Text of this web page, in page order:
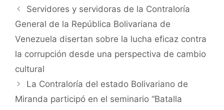
Servidores y servidoras de la Contraloría
General de la República Bolivariana de
Venezuela disertan sobre la lucha eficaz contra
la corrupción desde una perspectiva de cambio
cultural
La Contraloría del estado Bolivariano de
Miranda participó en el seminario “Batalla